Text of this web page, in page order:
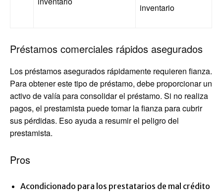
inventario
Préstamos comerciales rápidos asegurados
Los préstamos asegurados rápidamente requieren fianza.
Para obtener este tipo de préstamo, debe proporcionar un
activo de valía para consolidar el préstamo. Si no realiza
pagos, el prestamista puede tomar la fianza para cubrir
sus pérdidas. Eso ayuda a resumir el peligro del
prestamista.
Pros
Acondicionado para los prestatarios de mal crédito